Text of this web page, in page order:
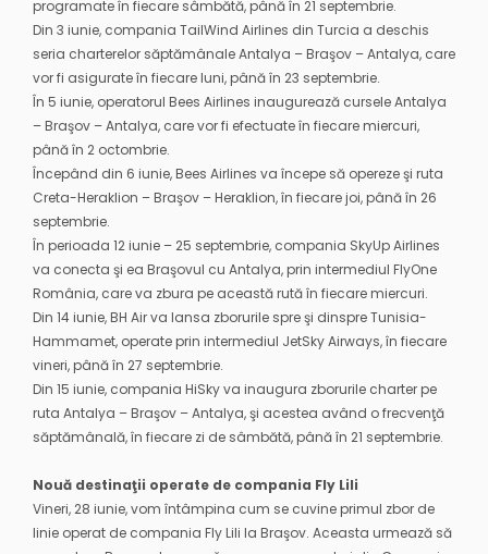
programate în fiecare sâmbătă, până în 21 septembrie.
Din 3 iunie, compania TailWind Airlines din Turcia a deschis
seria charterelor săptămânale Antalya – Braşov – Antalya, care
vor fi asigurate în fiecare luni, până în 23 septembrie.
În 5 iunie, operatorul Bees Airlines inaugurează cursele Antalya
– Braşov – Antalya, care vor fi efectuate în fiecare miercuri,
până în 2 octombrie.
Începând din 6 iunie, Bees Airlines va începe să opereze şi ruta
Creta-Heraklion – Braşov – Heraklion, în fiecare joi, până în 26
septembrie.
În perioada 12 iunie – 25 septembrie, compania SkyUp Airlines
va conecta şi ea Braşovul cu Antalya, prin intermediul FlyOne
România, care va zbura pe această rută în fiecare miercuri.
Din 14 iunie, BH Air va lansa zborurile spre şi dinspre Tunisia-
Hammamet, operate prin intermediul JetSky Airways, în fiecare
vineri, până în 27 septembrie.
Din 15 iunie, compania HiSky va inaugura zborurile charter pe
ruta Antalya – Braşov – Antalya, şi acestea având o frecvenţă
săptămânală, în fiecare zi de sâmbătă, până în 21 septembrie.
Nouă destinaţii operate de compania Fly Lili
Vineri, 28 iunie, vom întâmpina cum se cuvine primul zbor de
linie operat de compania Fly Lili la Braşov. Aceasta urmează să